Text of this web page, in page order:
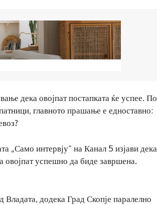
дека овојпат постапката ќе успее. По
главното прашање е едноставно:
„Само интервју“ на Канал 5 изјави дека
овојпат успешно да биде завршена.
додека Град Скопје паралелно